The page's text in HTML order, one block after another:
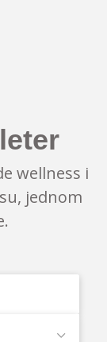
wellness i
jednom